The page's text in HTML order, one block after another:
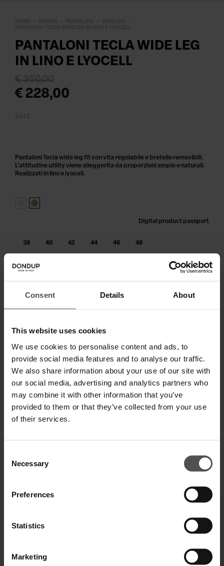
Consent Details About
This website uses cookies
We use cookies to personalise content and ads, to
provide social media features and to analyse our traffic.
We also share information about your use of our site with
our social media, advertising and analytics partners who
may combine it with other information that you’ve
provided to them or that they’ve collected from your use
of their services.
Selection
Necessary
Preferences
Statistics
Marketing
PANTALONI TECLA WIDE LEG
IN LINO E LYOCELL
€ 228,00
€ 350,00
Digital product passport
38 40 42 44 46 48
Pantaloni Tecla wide leg fit con vita regolabile e bretelle removibili.
L'attitudine utility viene alleggerita da proporzioni ampie e naturali.
Realizzati in lino e lyocell.
SPECIFICHE TECNICHE
DIGITAL PRODUCT PASSPORT
TI POTREBBERO INTERESSARE ANCHE